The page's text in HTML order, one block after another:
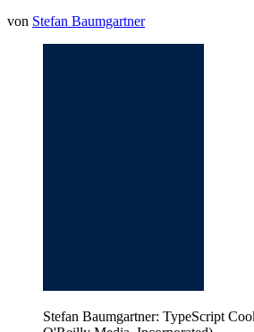
von Stefan Baumgartner
Stefan Baumgartner: TypeScript